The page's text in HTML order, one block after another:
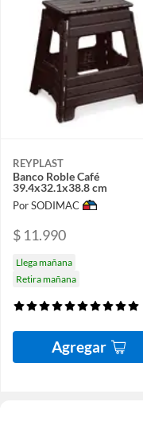
REYPLAST
Banco Roble Café
39.4x32.1x38.8 cm
Por SODIMAC
$ 11.990
Llega mañana
Retira mañana
Agregar